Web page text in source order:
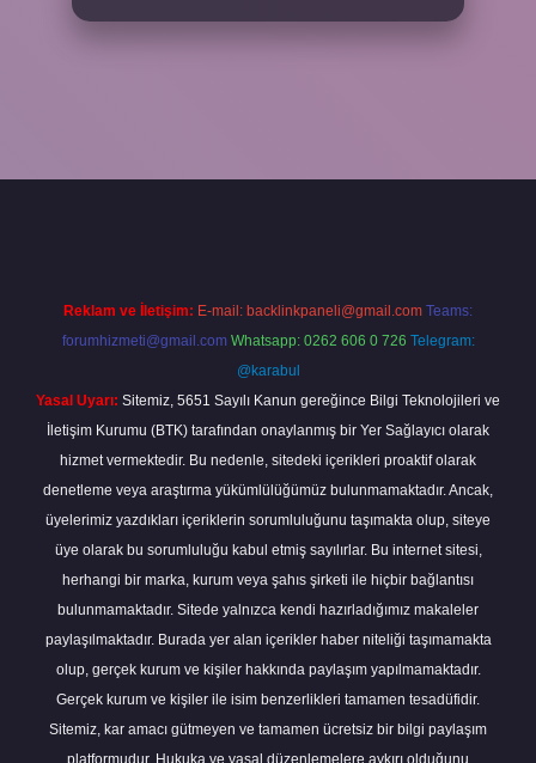
Reklam ve İletişim: E-mail: backlinkpaneli@gmail.com Teams:
forumhizmeti@gmail.com Whatsapp: 0262 606 0 726 Telegram:
@karabul
Yasal Uyarı: Sitemiz, 5651 Sayılı Kanun gereğince Bilgi Teknolojileri ve
İletişim Kurumu (BTK) tarafından onaylanmış bir Yer Sağlayıcı olarak
hizmet vermektedir. Bu nedenle, sitedeki içerikleri proaktif olarak
denetleme veya araştırma yükümlülüğümüz bulunmamaktadır. Ancak,
üyelerimiz yazdıkları içeriklerin sorumluluğunu taşımakta olup, siteye
üye olarak bu sorumluluğu kabul etmiş sayılırlar. Bu internet sitesi,
herhangi bir marka, kurum veya şahıs şirketi ile hiçbir bağlantısı
bulunmamaktadır. Sitede yalnızca kendi hazırladığımız makaleler
paylaşılmaktadır. Burada yer alan içerikler haber niteliği taşımamakta
olup, gerçek kurum ve kişiler hakkında paylaşım yapılmamaktadır.
Gerçek kurum ve kişiler ile isim benzerlikleri tamamen tesadüfidir.
Sitemiz, kar amacı gütmeyen ve tamamen ücretsiz bir bilgi paylaşım
platformudur. Hukuka ve yasal düzenlemelere aykırı olduğunu